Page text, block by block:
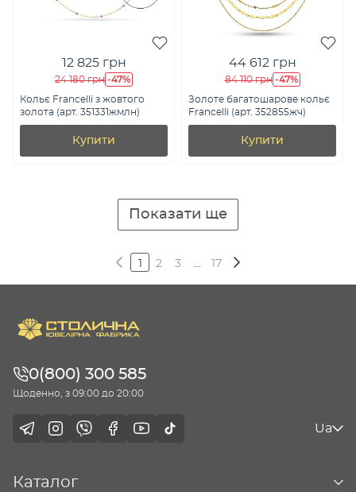
12 825 грн
24 180 грн -47%
Кольє Francelli з жовтого
золота (арт. 351331жмлн)
Купити
44 612 грн
84 110 грн -47%
Золоте багатошарове кольє
Francelli (арт. 352855жч)
Купити
Показати ще
2 3 ... 17
0(800) 300 585
Щоденно, з 09:00 до 20:00
Ua
Каталог